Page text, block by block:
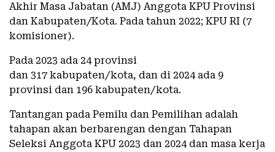
Akhir Masa Jabatan (AMJ) Anggota KPU Provinsi
dan Kabupaten/Kota. Pada tahun 2022; KPU RI (7
komisioner).
Pada 2023 ada 24 provinsi
dan 317 kabupaten/kota, dan di 2024 ada 9
provinsi dan 196 kabupaten/kota.
Tantangan pada Pemilu dan Pemilihan adalah
tahapan akan berbarengan dengan Tahapan
Seleksi Anggota KPU 2023 dan 2024 dan masa kerja